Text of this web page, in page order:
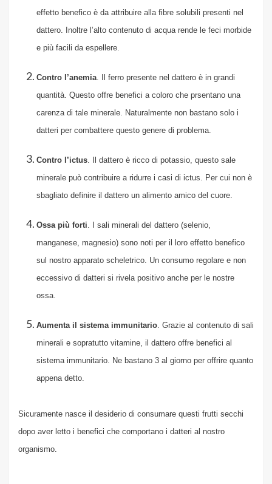
effetto benefico è da attribuire alla fibre solubili presenti nel
dattero. Inoltre l’alto contenuto di acqua rende le feci morbide
e più facili da espellere.
Contro l’anemia . Il ferro presente nel dattero è in grandi
quantità. Questo offre benefici a coloro che prsentano una
carenza di tale minerale. Naturalmente non bastano solo i
datteri per combattere questo genere di problema.
Contro l’ictus . Il dattero è ricco di potassio, questo sale
minerale può contribuire a ridurre i casi di ictus. Per cui non è
sbagliato definire il dattero un alimento amico del cuore.
Ossa più forti . I sali minerali del dattero (selenio,
manganese, magnesio) sono noti per il loro effetto benefico
sul nostro apparato scheletrico . Un consumo regolare e non
eccessivo di datteri si rivela positivo anche per le nostre
ossa.
Aumenta il sistema immunitario . Grazie al contenuto di sali
minerali e sopratutto vitamine, il dattero offre benefici al
sistema immunitario. Ne bastano 3 al giorno per offrire quanto
appena detto.
Sicuramente nasce il desiderio di consumare questi frutti secchi
dopo aver letto i benefici che comportano i datteri al nostro
organismo.